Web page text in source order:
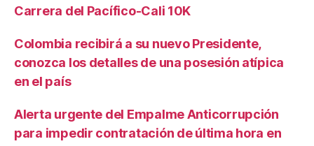
Carrera del Pacífico-Cali 10K
Colombia recibirá a su nuevo Presidente,
conozca los detalles de una posesión atípica
en el país
Alerta urgente del Empalme Anticorrupción
para impedir contratación de última hora en